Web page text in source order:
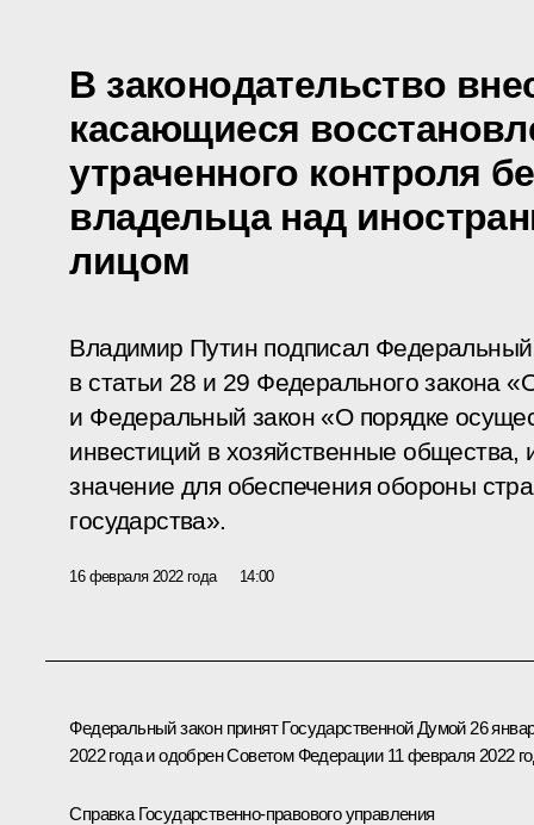
В законодательство
касающиеся
утраченного контроля
владельца над
лицом
Владимир Путин подписал
в статьи 28 и 29 Федерального закона
и Федеральный закон «О порядке
инвестиций в хозяйственные общества,
значение для обеспечения обороны
государства».
16 февраля 2022 года 14:00
Федеральный закон принят Государственной Думой 26
2022 года и одобрен Советом Федерации 11 февраля 2022
Справка Государственно-правового управления